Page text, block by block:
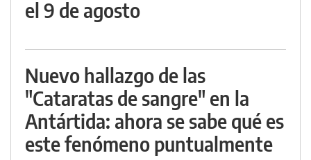
el 9 de agosto
Nuevo hallazgo de las
"Cataratas de sangre" en la
Antártida: ahora se sabe qué es
este fenómeno puntualmente